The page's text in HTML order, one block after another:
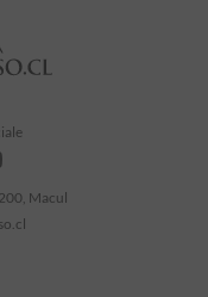
Macul